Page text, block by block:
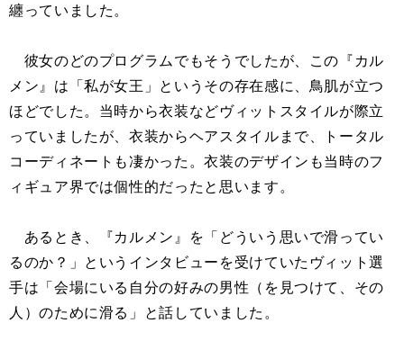
纏っていました。
彼女のどのプログラムでもそうでしたが、この『カル
メン』は「私が女王」というその存在感に、鳥肌が立つ
ほどでした。当時から衣装などヴィットスタイルが際立
っていましたが、衣装からヘアスタイルまで、トータル
コーディネートも凄かった。衣装のデザインも当時のフ
ィギュア界では個性的だったと思います。
あるとき、『カルメン』を「どういう思いで滑ってい
るのか？」というインタビューを受けていたヴィット選
手は「会場にいる自分の好みの男性（を見つけて、その
人）のために滑る」と話していました。